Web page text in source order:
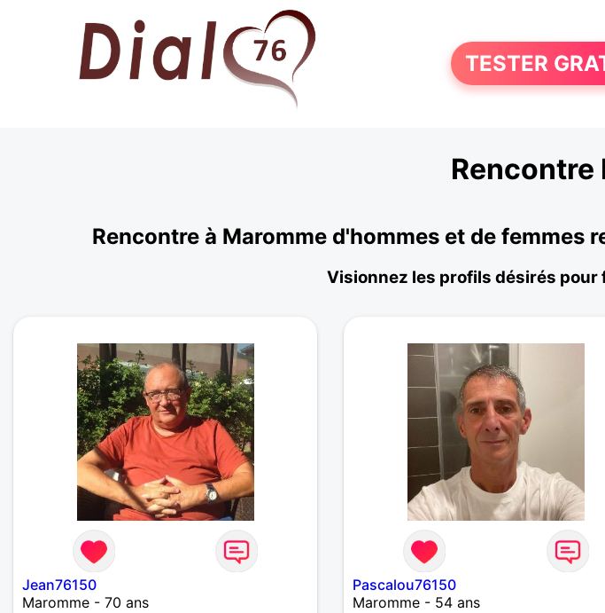
TESTER
Rencontre
Rencontre à Maromme d'hommes et de
Visionnez les profils désirés pour
Jean76150
Maromme - 70 ans
Pascalou76150
Maromme - 54 ans